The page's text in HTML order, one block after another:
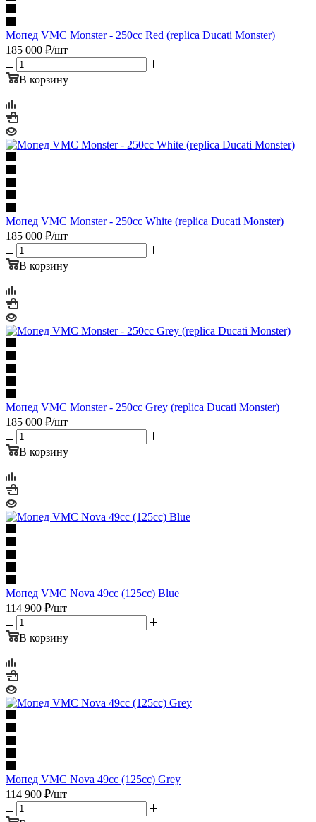
Мопед VMC Monster - 250сс Red (replica Ducati Monster)
185 000 ₽/шт
В корзину
Мопед VMC Monster - 250сс White (replica Ducati Monster)
185 000 ₽/шт
В корзину
Мопед VMC Monster - 250сс Grey (replica Ducati Monster)
185 000 ₽/шт
В корзину
Мопед VMC Nova 49сс (125сс) Blue
114 900 ₽/шт
В корзину
Мопед VMC Nova 49сс (125сс) Grey
114 900 ₽/шт